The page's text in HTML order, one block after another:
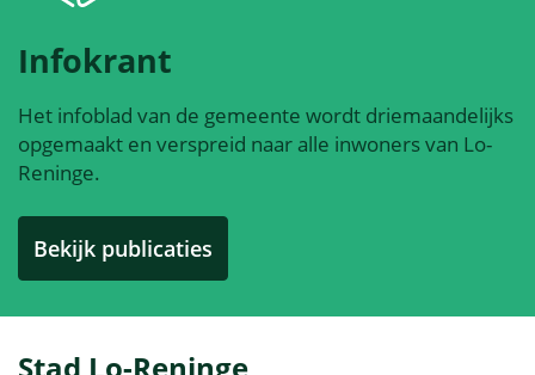
Infokrant
Het infoblad van de gemeente wordt driemaandelijks
opgemaakt en verspreid naar alle inwoners van Lo-
Reninge.
Bekijk publicaties